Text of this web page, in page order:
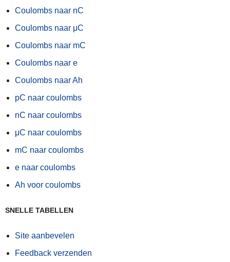
Coulombs naar nC
Coulombs naar μC
Coulombs naar mC
Coulombs naar e
Coulombs naar Ah
pC naar coulombs
nC naar coulombs
μC naar coulombs
mC naar coulombs
e naar coulombs
Ah voor coulombs
SNELLE TABELLEN
Site aanbevelen
Feedback verzenden